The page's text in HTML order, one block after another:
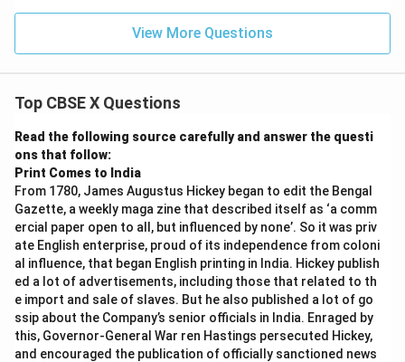
View More Questions
Top CBSE X Questions
Read the following source carefully and answer the questi
ons that follow:
Print Comes to India
From 1780, James Augustus Hickey began to edit the Bengal
Gazette, a weekly maga zine that described itself as ‘a comm
ercial paper open to all, but influenced by none’. So it was priv
ate English enterprise, proud of its independence from coloni
al influence, that began English printing in India. Hickey publish
ed a lot of advertisements, including those that related to th
e import and sale of slaves. But he also published a lot of go
ssip about the Company’s senior officials in India. Enraged by
this, Governor-General War ren Hastings persecuted Hickey,
and encouraged the publication of officially sanctioned news